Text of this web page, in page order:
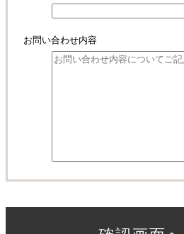
お問い合わせ内容